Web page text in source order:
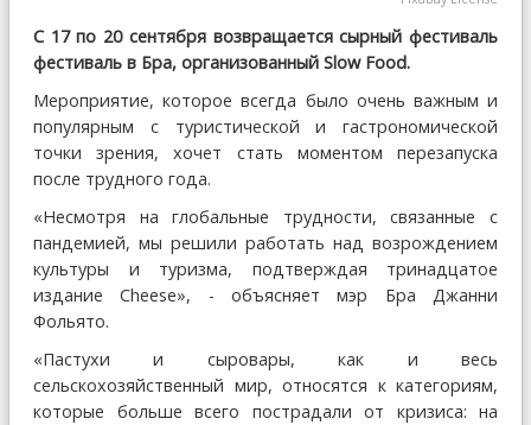
С 17 по 20 сентября возвращается сырный фестиваль
фестиваль в Бра, организованный Slow Food.
Мероприятие, которое всегда было очень важным и
популярным с туристической и гастрономической
точки зрения, хочет стать моментом перезапуска
после трудного года.
«Несмотря на глобальные трудности, связанные с
пандемией, мы решили работать над возрождением
культуры и туризма, подтверждая тринадцатое
издание Cheese», - объясняет мэр Бра Джанни
Фольято.
«Пастухи и сыровары, как и весь
сельскохозяйственный мир, относятся к категориям,
которые больше всего пострадали от кризиса: на